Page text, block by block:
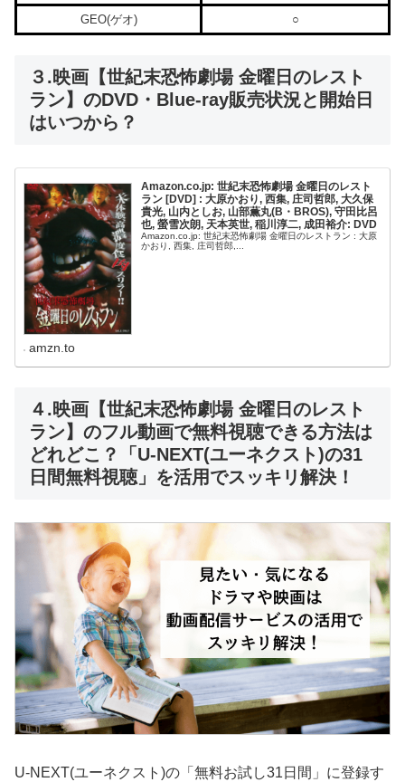
GEO(ゲオ) ○
３.映画【世紀末恐怖劇場 金曜日のレスト
ラン】のDVD・Blue-ray販売状況と開始日
はいつから？
Amazon.co.jp: 世紀末恐怖劇場 金曜日のレスト
ラン [DVD] : 大原かおり, 西集, 庄司哲郎, 大久保
貴光, 山内としお, 山部薫丸(B・BROS), 守田比呂
也, 螢雪次朗, 天本英世, 稲川淳二, 成田裕介: DVD
Amazon.co.jp: 世紀末恐怖劇場 金曜日のレストラン : 大原
かおり, 西集, 庄司哲郎,...
amzn.to
４.映画【世紀末恐怖劇場 金曜日のレスト
ラン】のフル動画で無料視聴できる方法は
どれどこ？「U-NEXT(ユーネクスト)の31
日間無料視聴」を活用でスッキリ解決！
U-NEXT(ユーネクスト)の「無料お試し31日間」に登録す